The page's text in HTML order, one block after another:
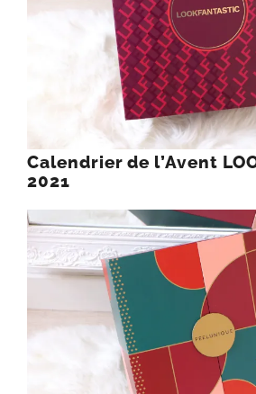
Calendrier de l’Avent
2021